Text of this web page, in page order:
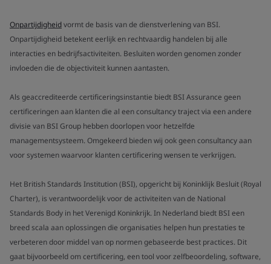
Onpartijdigheidvormt de basis van de dienstverlening van BSI.
Onpartijdigheid betekent eerlijk en rechtvaardig handelen bij alle
interacties en bedrijfsactiviteiten. Besluiten worden genomen zonder
invloeden die de objectiviteit kunnen aantasten.
Als geaccrediteerde certificeringsinstantie biedt BSI Assurance geen
certificeringen aan klanten die al een consultancy traject via een andere
divisie van BSI Group hebben doorlopen voor hetzelfde
managementsysteem. Omgekeerd bieden wij ook geen consultancy aan
voor systemen waarvoor klanten certificering wensen te verkrijgen.
Het British Standards Institution (BSI), opgericht bij Koninklijk Besluit (Royal
Charter), is verantwoordelijk voor de activiteiten van de National
Standards Body in het Verenigd Koninkrijk. In Nederland biedt BSI een
breed scala aan oplossingen die organisaties helpen hun prestaties te
verbeteren door middel van op normen gebaseerde best practices. Dit
gaat bijvoorbeeld om certificering, een tool voor zelfbeoordeling, software,